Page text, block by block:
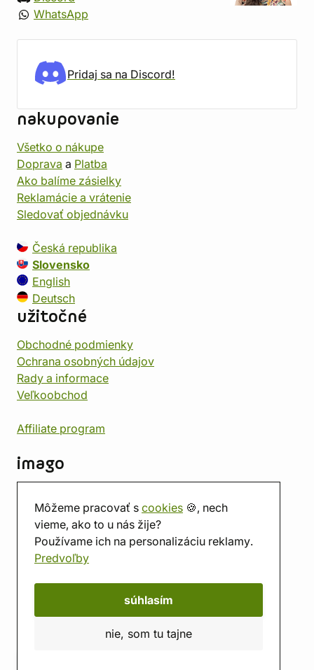
Môžeme pracovať s cookies 🍪, nech
vieme, ako to u nás žije?
Používame ich na personalizáciu reklamy.
Predvoľby
súhlasím
nie, som tu tajne
WhatsApp
Pridaj sa na Discord!
nakupovanie
Všetko o nákupe
Doprava a Platba
Ako balíme zásielky
Reklamácie a vrátenie
Sledovať objednávku
Česká republika
Slovensko
English
Deutsch
užitočné
Obchodné podmienky
Ochrana osobných údajov
Rady a informace
Veľkoobchod
Affiliate program
imago
Predajňa
Herňa
O nás
Hodnotenie obchodu